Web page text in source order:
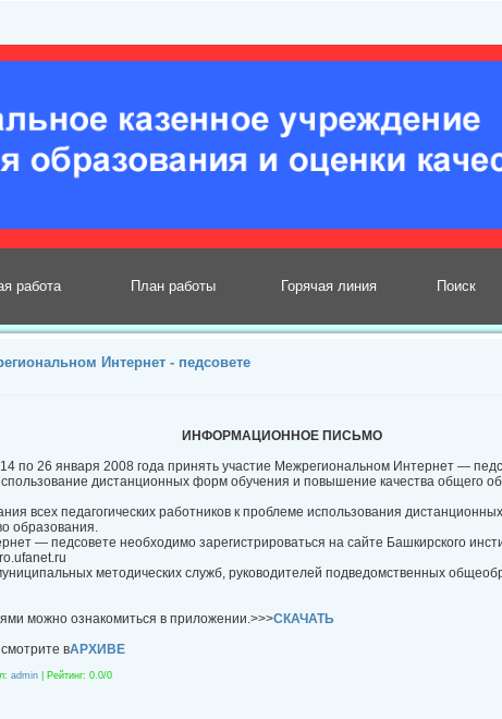
работа План работы Горячая линия Поиск
Интернет - педсовете
ИНФОРМАЦИОННОЕ ПИСЬМО
по 26 января 2008 года принять участие Межрегиональном Интернет —
дистанционных форм обучения и повышение качества общего
всех педагогических работников к проблеме использования
образования.
— педсовете необходимо зарегистрироваться на сайте Башкирского
методических служб, руководителей подведомственных
можно ознакомиться в приложении.>>>СКАЧАТЬ
вАРХИВЕ
: admin Рейтинг: 0.0/0